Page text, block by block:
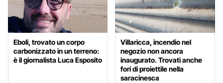
Eboli, trovato un corpo
carbonizzato in un terreno:
è il giornalista Luca Esposito
Villaricca, incendio nel
negozio non ancora
inaugurato. Trovati anche
fori di proiettile nella
saracinesca